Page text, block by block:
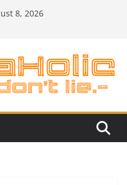
8, 2026